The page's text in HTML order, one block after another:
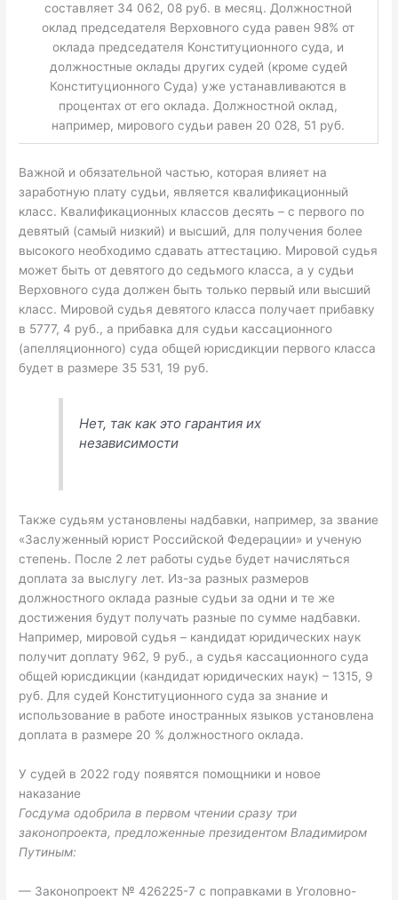
составляет 34 062, 08 руб. в месяц. Должностной
оклад председателя Верховного суда равен 98% от
оклада председателя Конституционного суда, и
должностные оклады других судей (кроме судей
Конституционного Суда) уже устанавливаются в
процентах от его оклада. Должностной оклад,
например, мирового судьи равен 20 028, 51 руб.
Важной и обязательной частью, которая влияет на
заработную плату судьи, является квалификационный
класс. Квалификационных классов десять – с первого по
девятый (самый низкий) и высший, для получения более
высокого необходимо сдавать аттестацию. Мировой судья
может быть от девятого до седьмого класса, а у судьи
Верховного суда должен быть только первый или высший
класс. Мировой судья девятого класса получает прибавку
в 5777, 4 руб., а прибавка для судьи кассационного
(апелляционного) суда общей юрисдикции первого класса
будет в размере 35 531, 19 руб.
Нет, так как это гарантия их
независимости
Также судьям установлены надбавки, например, за звание
«Заслуженный юрист Российской Федерации» и ученую
степень. После 2 лет работы судье будет начисляться
доплата за выслугу лет. Из-за разных размеров
должностного оклада разные судьи за одни и те же
достижения будут получать разные по сумме надбавки.
Например, мировой судья – кандидат юридических наук
получит доплату 962, 9 руб., а судья кассационного суда
общей юрисдикции (кандидат юридических наук) – 1315, 9
руб. Для судей Конституционного суда за знание и
использование в работе иностранных языков установлена
доплата в размере 20 % должностного оклада.
У судей в 2022 году появятся помощники и новое
наказание
Госдума одобрила в первом чтении сразу три
законопроекта, предложенные президентом Владимиром
Путиным:
— Законопроект № 426225-7 с поправками в Уголовно-